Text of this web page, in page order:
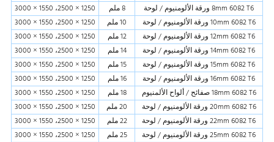
8mm 6082 T6 ورقة الألومنيوم / لوحة
8 ملم
1250 × 2500، 1550 × 3000
10mm 6082 T6 ورقة الألومنيوم / لوحة
10 ملم
1250 × 2500، 1550 × 3000
12mm 6082 T6 ورقة الألومنيوم / لوحة
12 ملم
1250 × 2500، 1550 × 3000
14mm 6082 T6 ورقة الألومنيوم / لوحة
14 ملم
1250 × 2500، 1550 × 3000
15mm 6082 T6 ورقة الألومنيوم / لوحة
15 ملم
1250 × 2500، 1550 × 3000
16mm 6082 T6 ورقة الألومنيوم / لوحة
16 ملم
1250 × 2500، 1550 × 3000
18mm 6082 T6 صفائح / ألواح الألمنيوم
18 ملم
1250 × 2500، 1550 × 3000
20mm 6082 T6 ورقة الألومنيوم / لوحة
20 ملم
1250 × 2500، 1550 × 3000
22mm 6082 T6 ورقة الألومنيوم / لوحة
22 ملم
1250 × 2500، 1550 × 3000
25mm 6082 T6 ورقة الألومنيوم / لوحة
25 ملم
1250 × 2500، 1550 × 3000